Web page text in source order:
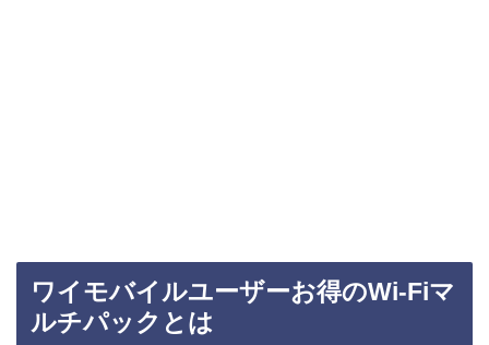
ワイモバイルユーザーお得のWi-Fiマ
ルチパックとは